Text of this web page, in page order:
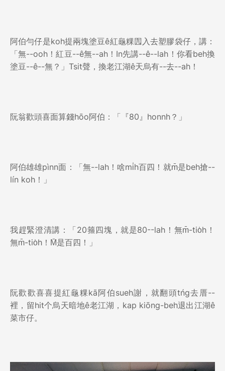
阿伯勻仔是koh提兩塊塗豆ê紅龜粿囥入去塑膠袋仔，講：
「無--ooh！紅豆--ê無--ah！In先講--ê--lah！你看beh換
塗豆--ê--無？」Tsit聲，換老江湖ê天烏有--去--ah！
阮翁歡頭喜面算錢hōo阿伯：「『80』honnh？」
阿伯雄雄pìnn面：「無--lah！啥mi̍h百四！就m̄是beh搶--
lín koh！」
我趕緊澄清講：「20箍四塊，就是80--lah！無m̄-tio̍h！
無m̄-tio̍h！M̄是百四！」
阮歡歡喜喜提紅龜粿kā阿伯sueh謝，就翻頭tńg去厝--
裡，留hit个烏天暗地ê老江湖，kap kiōng-beh退出江湖ê
菜市仔。